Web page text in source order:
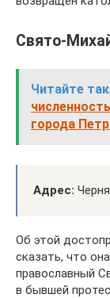
Свято-
Читайте
города
Адрес:
Об этой
сказать, что
православный
в бывшей